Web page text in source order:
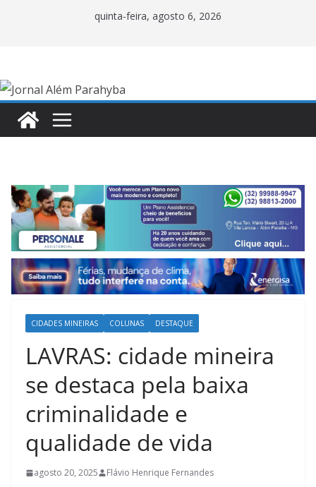
quinta-feira, agosto 6, 2026
CIDADES MINEIRAS COLUNAS DESTAQUE
LAVRAS: cidade mineira
se destaca pela baixa
criminalidade e
qualidade de vida
agosto 20, 2025 Flávio Henrique Fernandes